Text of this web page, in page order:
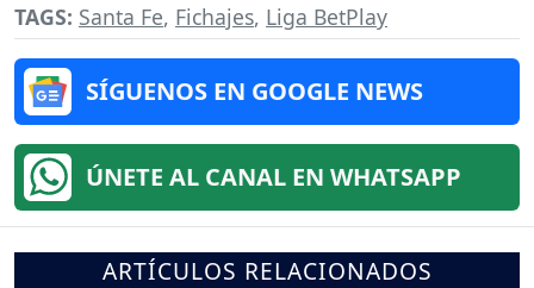
TAGS: Santa Fe, Fichajes, Liga BetPlay
SÍGUENOS EN GOOGLE NEWS
ÚNETE AL CANAL EN WHATSAPP
ARTÍCULOS RELACIONADOS